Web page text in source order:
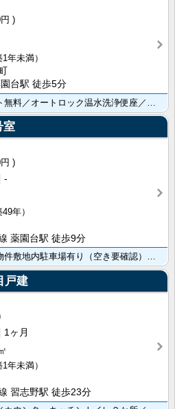
1年未満）
台駅 徒歩5分
室
-
49年）
薬園台駅 徒歩9分
戸建
1ヶ月
1年未満）
習志野駅 徒歩23分